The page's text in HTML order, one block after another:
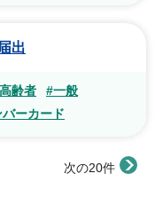
出
齢者
#一般
ーカード
次の20件